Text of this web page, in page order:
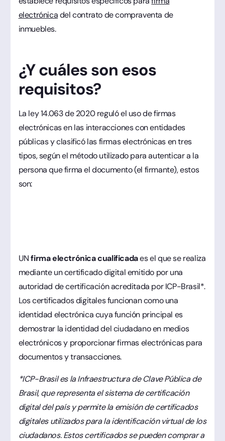
electrónicadel contrato de compraventa de
inmuebles.
¿Y cuáles son esos
requisitos?
La ley 14.063 de 2020 reguló el uso de firmas
electrónicas en las interacciones con entidades
públicas y clasificó las firmas electrónicas en tres
tipos, según el método utilizado para autenticar a la
persona que firma el documento (el firmante), estos
son:
UNfirma electrónica cualificadaes el que se realiza
mediante un certificado digital emitido por una
autoridad de certificación acreditada por ICP-Brasil*.
Los certificados digitales funcionan como una
identidad electrónica cuya función principal es
demostrar la identidad del ciudadano en medios
electrónicos y proporcionar firmas electrónicas para
documentos y transacciones.
*ICP-Brasil es la Infraestructura de Clave Pública de
Brasil, que representa el sistema de certificación
digital del país y permite la emisión de certificados
digitales utilizados para la identificación virtual de los
ciudadanos. Estos certificados se pueden comprar a